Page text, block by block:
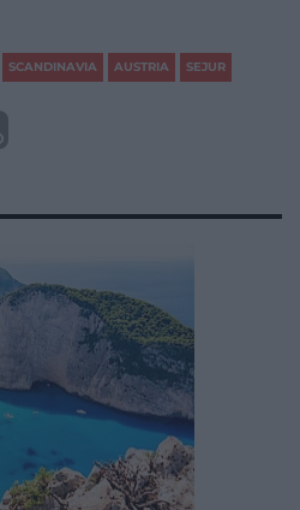
SCANDINAVIA AUSTRIA SEJUR